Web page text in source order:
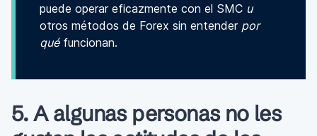
puede operar eficazmente con el SMC u
otros métodos de Forex sin entender por
quéfuncionan.
5. A algunas personas no les